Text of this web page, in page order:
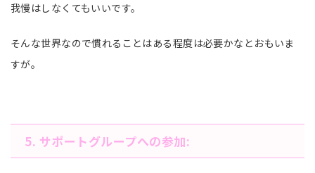
我慢はしなくてもいいです。
そんな世界なので慣れることはある程度は必要かなとおもいま
すが。
5. サポートグループへの参加: